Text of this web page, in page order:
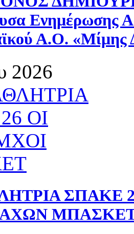
Ενημέρωσης
Α.Ο. «Μίμης
2026
ΣΠΑΚΕ